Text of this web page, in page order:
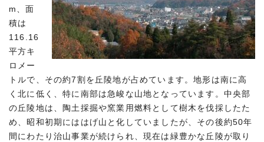
m、面
積は
116.16
平方キ
ロメー
トルで、その約7割を丘陵地が占めています。地形は南に高
く北に低く、特に南部は急峻な山地となっています。中央部
の丘陵地は、陶土採掘や窯業用燃料として樹木を伐採したた
め、昭和初期にははげ山と化していましたが、その後約50年
間にわたり治山事業が続けられ、現在は緑豊かな丘陵が取り